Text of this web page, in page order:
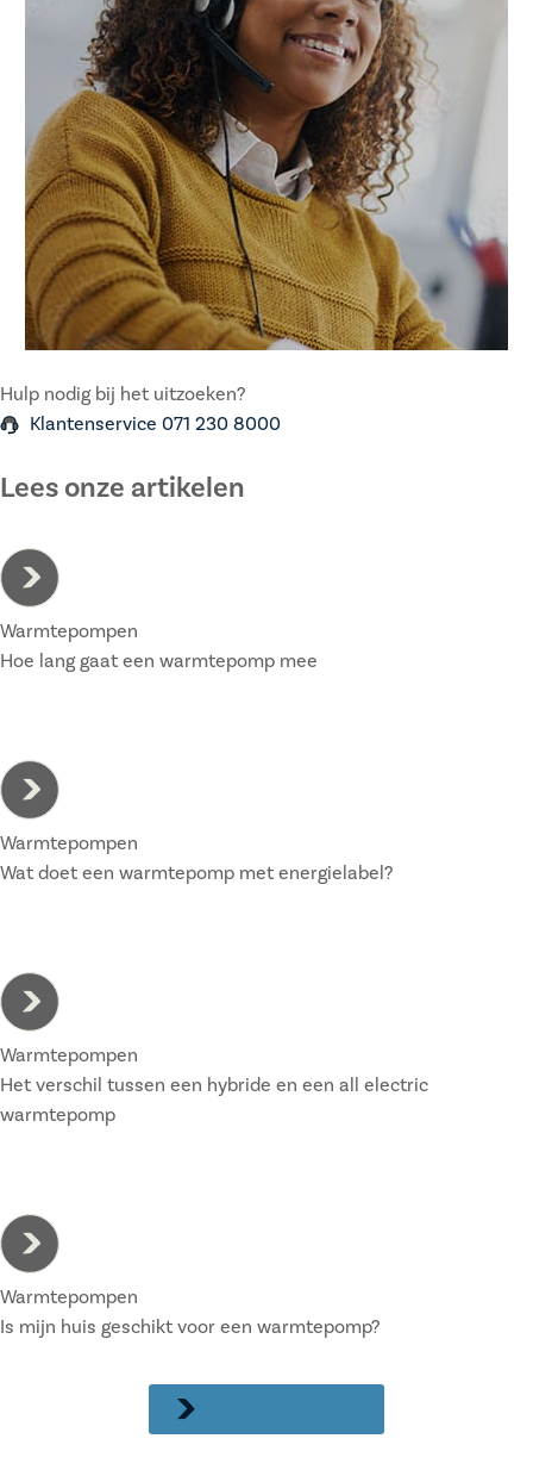
Hulp nodig bij het uitzoeken?
Klantenservice 071 230 8000
Lees onze artikelen
Warmtepompen
Hoe lang gaat een warmtepomp mee
Warmtepompen
Wat doet een warmtepomp met energielabel?
Warmtepompen
Het verschil tussen een hybride en een all electric
warmtepomp
Warmtepompen
Is mijn huis geschikt voor een warmtepomp?